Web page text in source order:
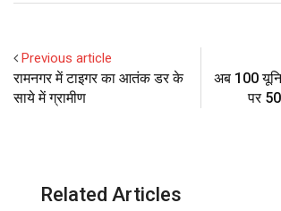
Previous article
रामनगर में टाइगर का आतंक डर के
साये में ग्रामीण
अब 100
पर
Related Articles